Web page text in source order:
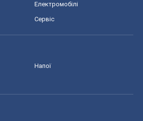
Електромобілі
Сервіс
Напої